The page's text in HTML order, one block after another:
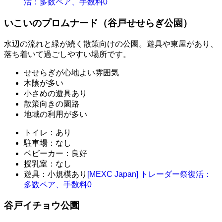
活：多数ペア、手数料0
いこいのプロムナード（谷戸せせらぎ公園）
水辺の流れと緑が続く散策向けの公園。遊具や東屋があり、
落ち着いて過ごしやすい場所です。
せせらぎが心地よい雰囲気
木陰が多い
小さめの遊具あり
散策向きの園路
地域の利用が多い
トイレ：あり
駐車場：なし
ベビーカー：良好
授乳室：なし
遊具：小規模あり [MEXC Japan] トレーダー祭復活：
多数ペア、手数料0
谷戸イチョウ公園